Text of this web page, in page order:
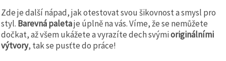
Zde je další nápad, jak otestovat svou šikovnost a smysl pro
styl. Barevná paletaje úplně na vás. Víme, že se nemůžete
dočkat, až všem ukážete a vyrazíte dech svýmioriginálními
výtvory, tak se pusťte do práce!